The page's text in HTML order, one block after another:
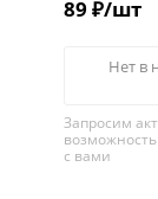
89 ₽/шт
Нет в
Запросим
с вами